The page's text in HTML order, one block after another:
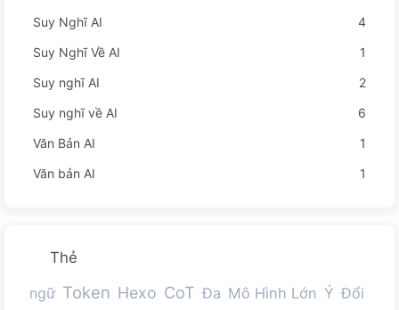
Suy Nghĩ AI
4
Suy Nghĩ Về AI
1
Suy nghĩ AI
2
Suy nghĩ về AI
6
Văn Bản AI
1
Văn bản AI
1
Thẻ
ngữ Token Hexo CoT Đa Mô Hình Lớn Ý Đổi